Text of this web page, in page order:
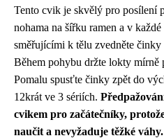
Tento cvik je skvělý pro posílení
nohama na šířku ramen a v
směřujícími k tělu zvedněte činky
Během pohybu držte lokty mírně
Pomalu spusťte činky zpět do
12krát ve 3 sériích.
cvikem pro začátečníky,
naučit a nevyžaduje těžké váhy.